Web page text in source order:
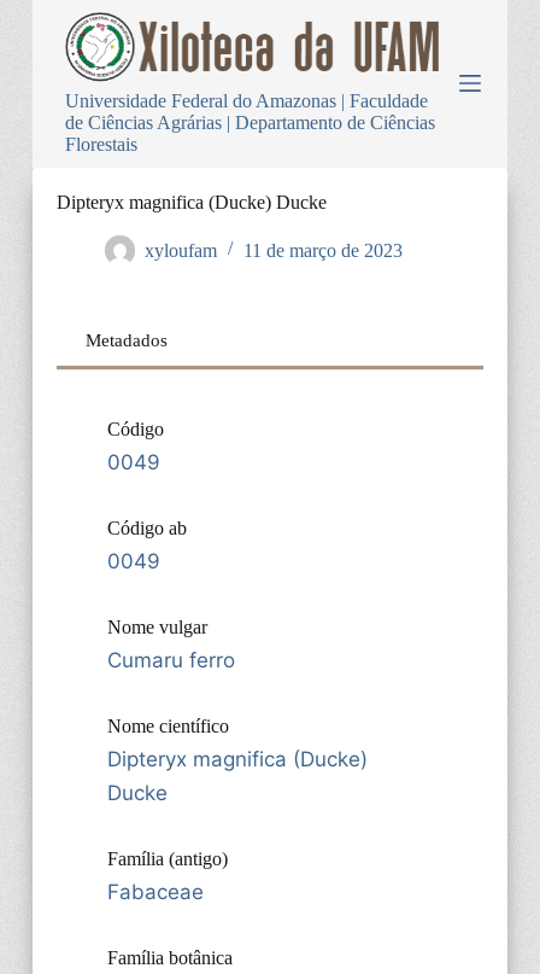
Universidade Federal do Amazonas | Faculdade
de Ciências Agrárias | Departamento de Ciências
Florestais
Dipteryx magnifica (Ducke) Ducke
xyloufam 11 de março de 2023
Metadados
Código
0049
Código ab
0049
Nome vulgar
Cumaru ferro
Nome científico
Dipteryx magnifica (Ducke)
Ducke
Família (antigo)
Fabaceae
Família botânica